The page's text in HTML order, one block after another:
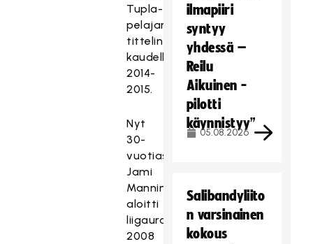
Tupla-
pelajana
tittelin
kaudella
2014-
2015.
Nyt
30-
vuotias
Jami
Manninen
aloitti
liigauransa
2008
ilmapiiri
syntyy
yhdessä –
Reilu
Aikuinen -
pilotti
käynnistyy”
05.08.2026
Salibandyliito
n varsinainen
kokous